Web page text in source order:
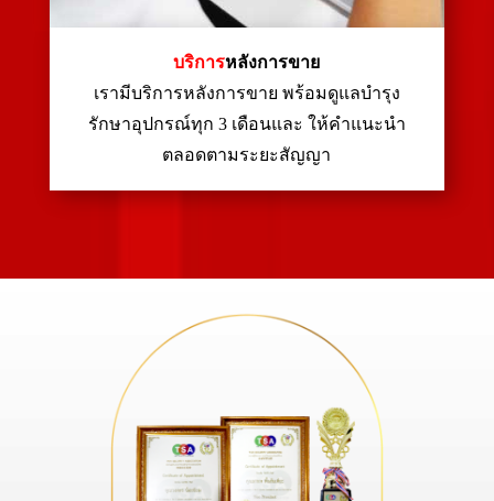
บริการหลังการขาย
เรามีบริการหลังการขาย พร้อมดูแลบำรุง
รักษาอุปกรณ์ทุก 3 เดือนและ ให้คำแนะนำ
ตลอดตามระยะสัญญา